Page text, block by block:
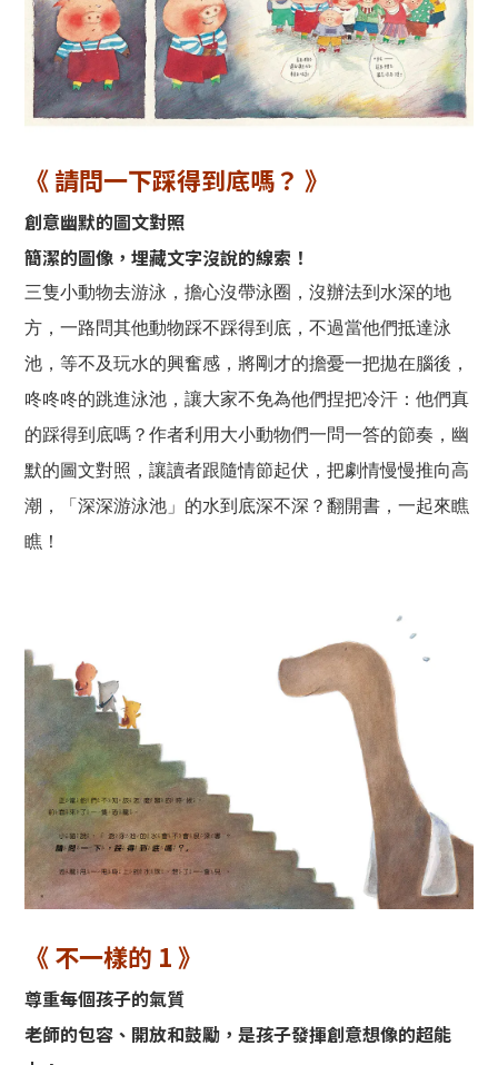
《 請問一下踩得到底嗎？ 》
創意幽默的圖文對照
簡潔的圖像，埋藏文字沒說的線索！
三隻小動物去游泳，擔心沒帶泳圈，沒辦法到水深的地
方，一路問其他動物踩不踩得到底，不過當他們抵達泳
池，等不及玩水的興奮感，將剛才的擔憂一把拋在腦後，
咚咚咚的跳進泳池，讓大家不免為他們捏把冷汗：他們真
的踩得到底嗎？作者利用大小動物們一問一答的節奏，幽
默的圖文對照，讓讀者跟隨情節起伏，把劇情慢慢推向高
潮，「深深游泳池」的水到底深不深？翻開書，一起來瞧
瞧！
《 不一樣的 1 》
尊重每個孩子的氣質
老師的包容、開放和鼓勵，是孩子發揮創意想像的超能